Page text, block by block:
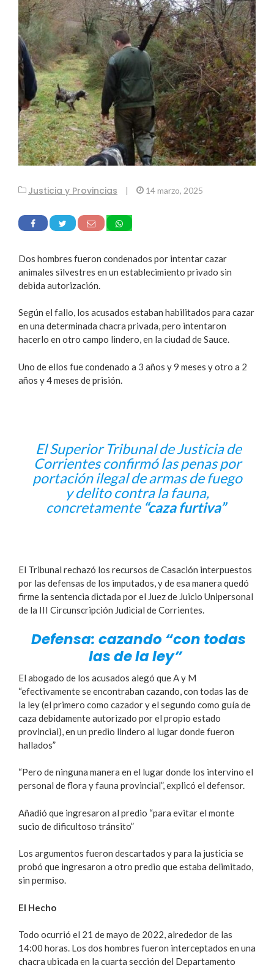
Justicia y Provincias | 14 marzo, 2025
Dos hombres fueron condenados por intentar cazar
animales silvestres en un establecimiento privado sin
debida autorización.
Según el fallo, los acusados estaban habilitados para cazar
en una determinada chacra privada, pero intentaron
hacerlo en otro campo lindero, en la ciudad de Sauce.
Uno de ellos fue condenado a 3 años y 9 meses y otro a 2
años y 4 meses de prisión.
El Superior Tribunal de Justicia de
Corrientes confirmó las penas por
portación ilegal de armas de fuego
y delito contra la fauna,
concretamente “caza furtiva”
El Tribunal rechazó los recursos de Casación interpuestos
por las defensas de los imputados, y de esa manera quedó
firme la sentencia dictada por el Juez de Juicio Unipersonal
de la III Circunscripción Judicial de Corrientes.
Defensa: cazando “con todas
las de la ley”
El abogado de los acusados alegó que A y M
“efectivamente se encontraban cazando, con todas las de
la ley (el primero como cazador y el segundo como guía de
caza debidamente autorizado por el propio estado
provincial), en un predio lindero al lugar donde fueron
hallados”
“Pero de ninguna manera en el lugar donde los intervino el
personal de flora y fauna provincial”, explicó el defensor.
Añadió que ingresaron al predio “para evitar el monte
sucio de dificultoso tránsito”
Los argumentos fueron descartados y para la justicia se
probó que ingresaron a otro predio que estaba delimitado,
sin permiso.
El Hecho
Todo ocurrió el 21 de mayo de 2022, alrededor de las
14:00 horas. Los dos hombres fueron interceptados en una
chacra ubicada en la cuarta sección del Departamento